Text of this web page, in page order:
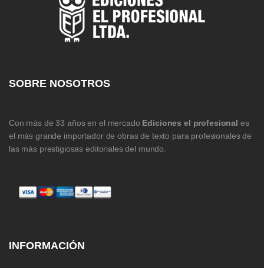
SOBRE NOSOTROS
Con más de 33 años en el mercado Ediciones el profesional es
el más grande importador de obras de texto para profesionales de
las más prestigiosas editoriales del mundo.
INFORMACIÓN